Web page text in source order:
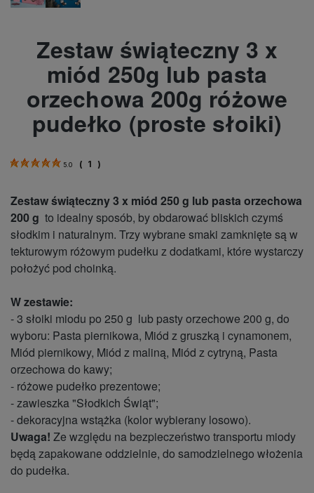
Zestaw świąteczny 3 x
miód 250g lub pasta
orzechowa 200g różowe
pudełko (proste słoiki)
5.0 ( 1 )
Zestaw świąteczny 3 x miód 250 g lub pasta orzechowa
200 g to idealny sposób, by obdarować bliskich czymś
słodkim i naturalnym. Trzy wybrane smaki zamknięte są w
tekturowym różowym pudełku z dodatkami, które wystarczy
położyć pod choinką.
W zestawie:
- 3 słoiki miodu po 250 g lub pasty orzechowe 200 g, do
wyboru: Pasta piernikowa, Miód z gruszką i cynamonem,
Miód piernikowy, Miód z maliną, Miód z cytryną, Pasta
orzechowa do kawy;
- różowe pudełko prezentowe;
- zawieszka "Słodkich Świąt";
- dekoracyjna wstążka (kolor wybierany losowo).
Uwaga! Ze względu na bezpieczeństwo transportu miody
będą zapakowane oddzielnie, do samodzielnego włożenia
do pudełka.